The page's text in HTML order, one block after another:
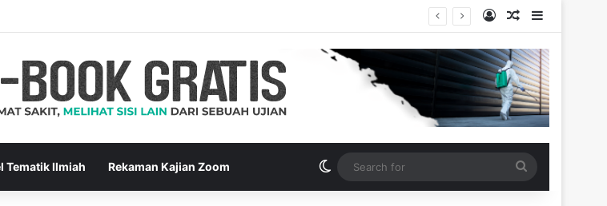
– Hadits Ke-13 Arbain Nawawi Log InRandom
Sidebar
Tematik Ilmiah Rekaman Kajian Zoom Switch skin
for